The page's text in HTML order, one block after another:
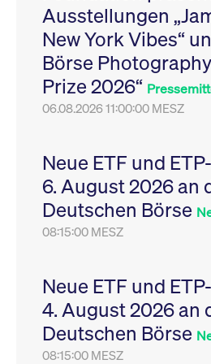
Ausstellungen
New York Vibes“
Börse
Prize 2026“
06.08.2026 11:00:00 MESZ
Neue ETF und
6. August 2026 an
Deutschen Börse
08:15:00 MESZ
Neue ETF und
4. August 2026 an
Deutschen Börse
08:15:00 MESZ
VISITOR_PRIVACY_METADATA
YouTube